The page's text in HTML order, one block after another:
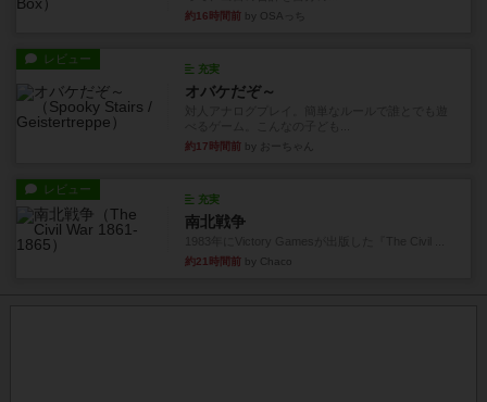
約16時間前 by OSAっち
レビュー
充実
オバケだぞ～
約17時間前 by おーちゃん
レビュー
充実
南北戦争
約21時間前 by Chaco